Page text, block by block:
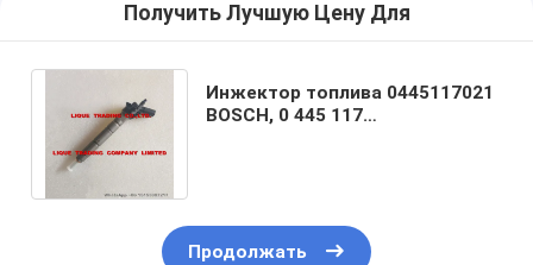
Получить Лучшую Цену Для
Инжектор топлива 0445117021
BOSCH, 0 445 117
Продолжать